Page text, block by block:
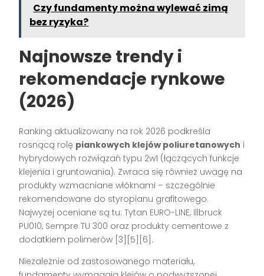
Czy fundamenty można wylewać zimą
bez ryzyka?
Najnowsze trendy i
rekomendacje rynkowe
(2026)
Ranking aktualizowany na rok 2026 podkreśla
rosnącą rolę piankowych klejów poliuretanowych i
hybrydowych rozwiązań typu 2w1 (łączących funkcje
klejenia i gruntowania). Zwraca się również uwagę na
produkty wzmacniane włóknami – szczególnie
rekomendowane do styropianu grafitowego.
Najwyżej oceniane są tu: Tytan EURO-LINE, Illbruck
PU010, Sempre TU 300 oraz produkty cementowe z
dodatkiem polimerów [3][5][6] .
Niezależnie od zastosowanego materiału,